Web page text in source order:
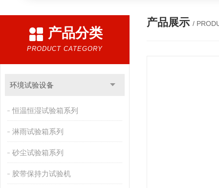
产品分类
PRODUCT CATEGORY
环境试验设备
恒温恒湿试验箱系列
淋雨试验箱系列
砂尘试验箱系列
胶带保持力试验机
产品展示 /